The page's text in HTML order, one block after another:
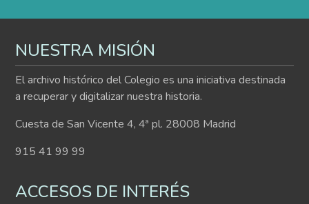
NUESTRA MISIÓN
El archivo histórico del Colegio es una iniciativa destinada
a recuperar y digitalizar nuestra historia.
Cuesta de San Vicente 4, 4ª pl. 28008 Madrid
915 41 99 99
ACCESOS DE INTERÉS